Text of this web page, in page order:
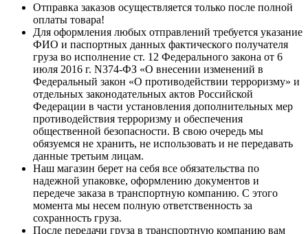
Отправка заказов осуществляется только после полной
оплаты товара!
Для оформления любых отправлений требуется указание
ФИО и паспортных данных фактического получателя
груза во исполнение ст. 12 Федерального закона от 6
июля 2016 г. N374-ФЗ «О внесении изменений в
Федеральный закон «О противодействии терроризму» и
отдельных законодательных актов Российской
Федерации в части установления дополнительных мер
противодействия терроризму и обеспечения
общественной безопасности. В свою очередь мы
обязуемся не хранить, не использовать и не передавать
данные третьим лицам.
Наш магазин берет на себя все обязательства по
надежной упаковке, оформлению документов и
передече заказа в транспортную компанию. С этого
момента мы несем полную ответственность за
сохранность груза.
После передачи груза в транспортную компанию вам